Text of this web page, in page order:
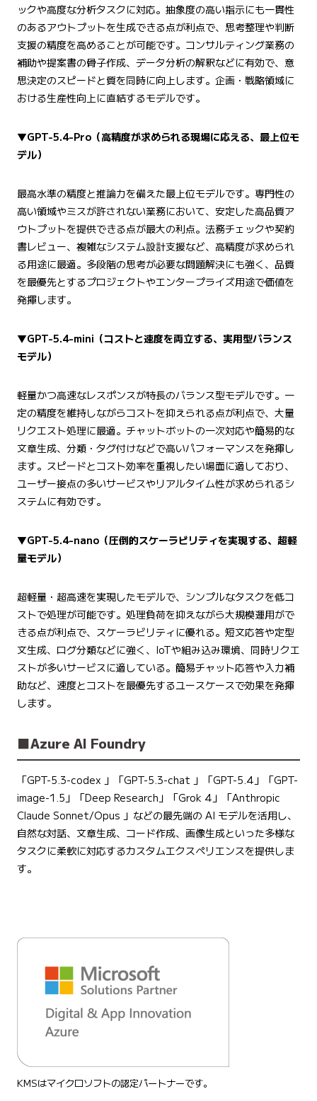
ックや高度な分析タスクに対応。抽象度の高い指示にも一貫性
のあるアウトプットを生成できる点が利点で、思考整理や判断
支援の精度を高めることが可能です。コンサルティング業務の
補助や提案書の骨子作成、データ分析の解釈などに有効で、意
思決定のスピードと質を同時に向上します。企画・戦略領域に
おける生産性向上に直結するモデルです。
▼GPT-5.4-Pro （高精度が求められる現場に応える、最上位モ
デル）
最高水準の精度と推論力を備えた最上位モデルです。専門性の
高い領域やミスが許されない業務において、安定した高品質ア
ウトプットを提供できる点が最大の利点。法務チェックや契約
書レビュー、複雑なシステム設計支援など、高精度が求められ
る用途に最適。多段階の思考が必要な問題解決にも強く、品質
を最優先とするプロジェクトやエンタープライズ用途で価値を
発揮します。
▼GPT-5.4-mini （コストと速度を両立する、実用型バランス
モデル）
軽量かつ高速なレスポンスが特長のバランス型モデルです。一
定の精度を維持しながらコストを抑えられる点が利点で、大量
リクエスト処理に最適。チャットボットの一次対応や簡易的な
文章生成、分類・タグ付けなどで高いパフォーマンスを発揮し
ます。スピードとコスト効率を重視したい場面に適しており、
ユーザー接点の多いサービスやリアルタイム性が求められるシ
ステムに有効です。
▼GPT-5.4-nano （圧倒的スケーラビリティを実現する、超軽
量モデル）
超軽量・超高速を実現したモデルで、シンプルなタスクを低コ
ストで処理が可能です。処理負荷を抑えながら大規模運用がで
きる点が利点で、スケーラビリティに優れる。短文応答や定型
文生成、ログ分類などに強く、IoTや組み込み環境、同時リクエ
ストが多いサービスに適している。簡易チャット応答や入力補
助など、速度とコストを最優先するユースケースで効果を発揮
します。
■Azure AI Foundry
「GPT-5.3-codex 」「GPT-5.3-chat 」「GPT-5.4」「GPT-
image-1.5」「Deep Research」「Grok 4」「Anthropic
Claude Sonnet/Opus 」などの最先端の AI モデルを活用し、
自然な対話、文章生成、コード作成、画像生成といった多様な
タスクに柔軟に対応するカスタムエクスペリエンスを提供しま
す。
KMSはマイクロソフトの認定パートナーです。